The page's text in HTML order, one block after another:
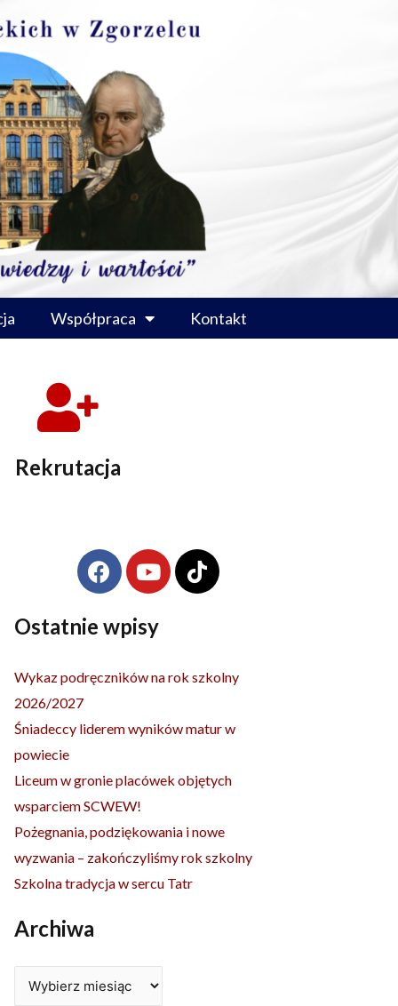
Współpraca Kontakt
Rekrutacja
F
a
e
o
Y
o
t
b
T
i
k
Ostatnie wpisy
Wykaz podręczników na rok szkolny
2026/2027
Śniadeccy liderem wyników matur w
powiecie
Liceum w gronie placówek objętych
wsparciem SCWEW!
Pożegnania, podziękowania i nowe
wyzwania – zakończyliśmy rok szkolny
Szkolna tradycja w sercu Tatr
Archiwa